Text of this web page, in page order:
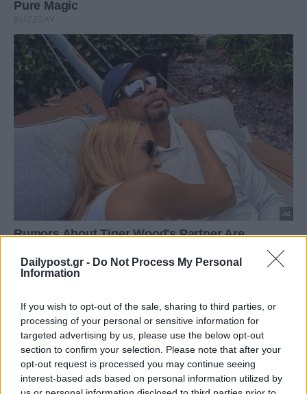
Dailypost.gr - Do Not Process My Personal
Information
If you wish to opt-out of the sale, sharing to third parties, or
processing of your personal or sensitive information for
targeted advertising by us, please use the below opt-out
section to confirm your selection. Please note that after your
opt-out request is processed you may continue seeing
interest-based ads based on personal information utilized by